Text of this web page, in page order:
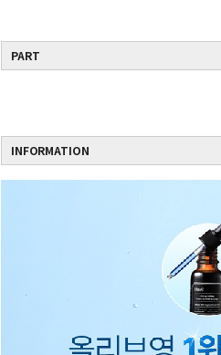
PART
INFORMATION